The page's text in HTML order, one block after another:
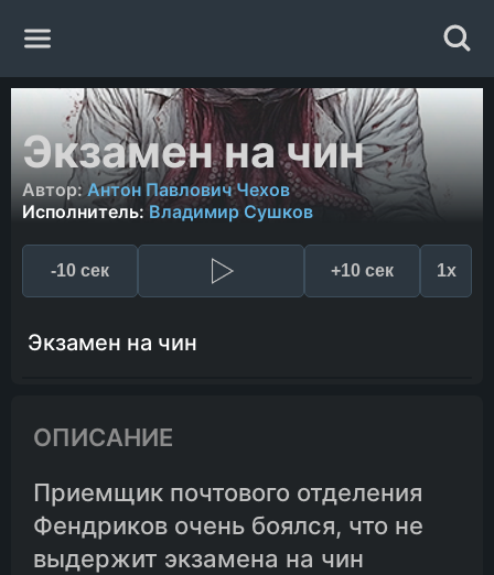
Главная
Жанры
Авторы
Исполнители
Экзамен на чин
Автор:Антон Павлович Чехов
Исполнитель: Владимир Сушков
-10 сек +10 сек 1x
Экзамен на чин
ОПИСАНИЕ
Приемщик почтового отделения
Фендриков очень боялся, что не
выдержит экзамена на чин